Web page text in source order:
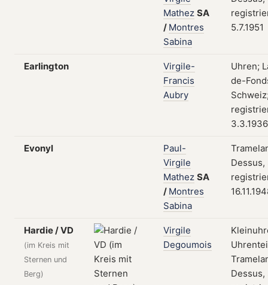
Mathez SA
/ Montres
Sabina
5.7.1951
Earlington
Virgile-
Francis
Aubry
Uhren;
de-
3.3.1936
Evonyl
Paul-
Virgile
Mathez SA
/ Montres
Sabina
Dessus,
Hardie / VD
(im Kreis mit
Sternen und
Berg)
Virgile
Degoumois
Dessus,